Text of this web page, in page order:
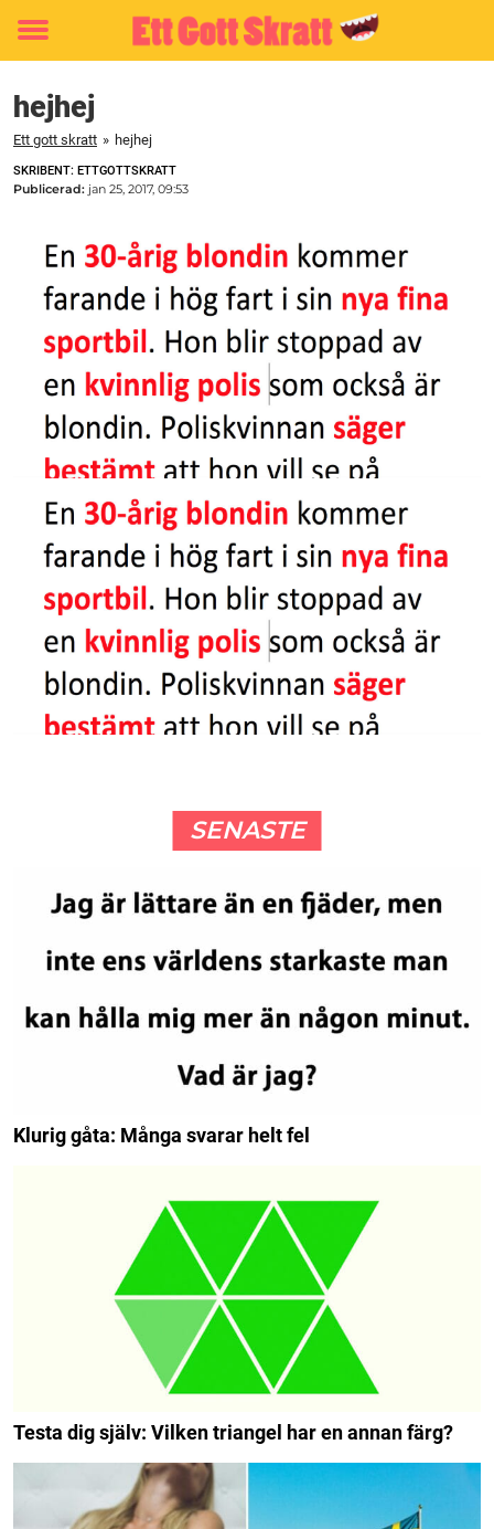
Toggle
hejhej
Ett gott skratt » hejhej
SKRIBENT: ETTGOTTSKRATT
Publicerad: jan 25, 2017, 09:53
SENASTE
Klurig gåta: Många svarar helt fel
Testa dig själv: Vilken triangel har en annan färg?